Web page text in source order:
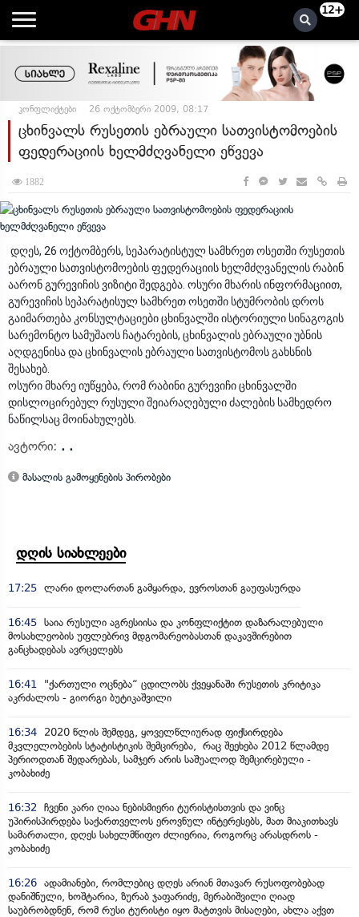
12+
კონფლიქტები 26 ოქტომბერი 2009, 08:17
ცხინვალს რუსეთის ებრაული სათვისტომოების
ფედერაციის ხელმძღვანელი ეწვევა
1882
დღეს, 26 ოქტომბერს, სეპარატისტულ სამხრეთ ოსეთში რუსეთის
ებრაული სათვისტომოების ფედერაციის ხელმძღვანელის რაბინ
აარონ გურევიჩის ვიზიტი შედგება. ოსური მხარის ინფორმაციით,
გურევიჩის სეპარატისულ სამხრეთ ოსეთში სტუმრობის დროს
გაიმართება კონსულტაციები ცხინვალში ისტორიული სინაგოგის
სარემონტო სამუშაოს ჩატარების, ცხინვალის ებრაული უბნის
აღდგენისა და ცხინვალის ებრაული სათვისტომოს გახსნის
შესახებ.
ოსური მხარე იუწყება, რომ რაბინი გურევიჩი ცხინვალში
დისლოცირებულ რუსული შეიარაღებული ძალების სამხედრო
ნაწილსაც მოინახულებს.
ავტორი: . .
მასალის გამოყენების პირობები
დღის სიახლეები
17:25 ლარი დოლართან გამყარდა, ევროსთან გაუფასურდა
16:45 საია რუსული აგრესიისა და კონფლიქტით დაზარალებული
მოსახლეობის უფლებრივ მდგომარეობასთან დაკავშირებით
განცხადებას ავრცელებს
16:41
"ქართული ოცნება“ ცდილობს ქვეყანაში რუსეთის კრიტიკა
აკრძალოს - გიორგი ბუტიკაშვილი
16:34
2020 წლის შემდეგ, ყოველწლიურად ფიქსირდება
მკვლელობების სტატისტიკის შემცირება, რაც შეეხება 2012 წლამდე
პერიოდთან შედარებას, სამჯერ არის საშუალოდ შემცირებული -
კობახიძე
16:32 ჩვენი კარი ღიაა ნებისმიერი ტურისტისთვის და ვინც
უპირისპირდება საქართველოს ეროვნულ ინტერესებს, მათ მიაკითხავს
სამართალი, დღეს სახელმწიფო ძლიერია, როგორც არასდროს -
კობახიძე
16:26 ადამიანები, რომლებიც დღეს არიან მთავარ რუსოფობებად
დანიშნული, ხოშტარია, ზურაბ ჯაფარიძე, მერაბიშვილი ღიად
საუბრობდნენ, რომ რუსი ტურისტი იყო მატთვის მისაღები, ახლა აქვთ